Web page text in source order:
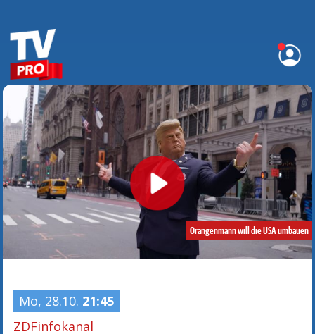
Orangenmann will die USA umbauen
Mo, 28.10. 21:45
ZDFinfokanal